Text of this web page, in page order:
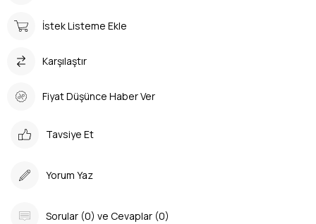
İstek Listeme Ekle
Karşılaştır
Fiyat Düşünce Haber Ver
Tavsiye Et
Yorum Yaz
Sorular (0) ve Cevaplar (0)